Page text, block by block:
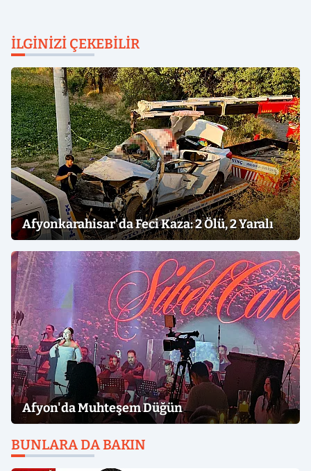
İLGINIZI ÇEKEBILIR
Afyonkarahisar'da Feci Kaza: 2 Ölü, 2 Yaralı
Afyon'da Muhteşem Düğün
BUNLARA DA BAKIN